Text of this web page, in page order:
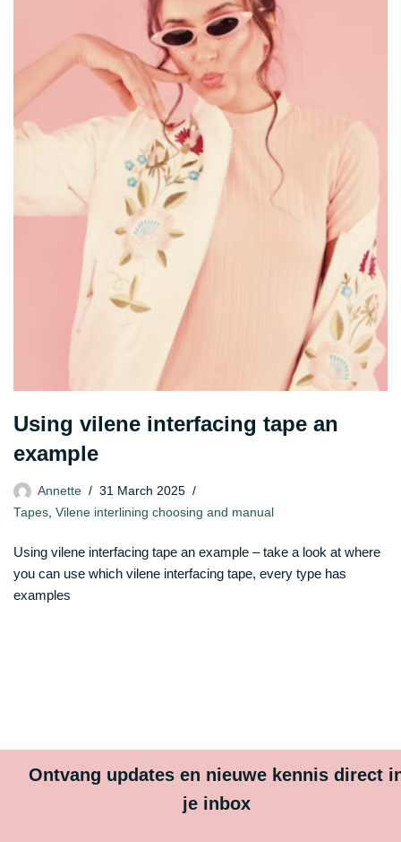
Using vilene interfacing tape an
example
Annette
31 March 2025
Tapes, Vilene interlining choosing and manual
Using vilene interfacing tape an example – take a look at where
you can use which vilene interfacing tape, every type has
examples
Ontvang updates en nieuwe kennis direct
je inbox